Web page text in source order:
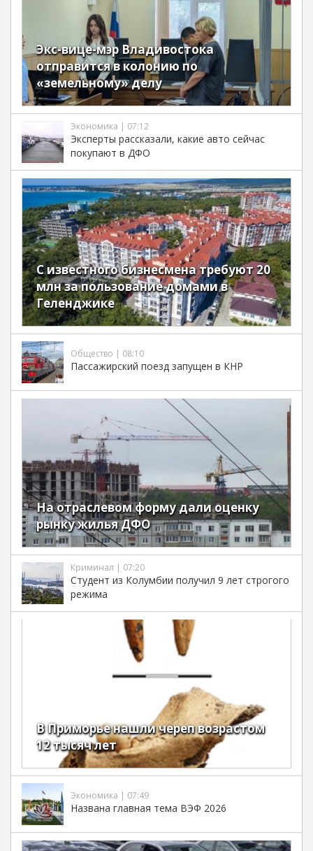
Экс-вице-мэр Владивостока
отправится в колонию по
«земельному» делу
Экономика | 07:12
Эксперты рассказали, какие авто сейчас
покупают в ДФО
С известного бизнесмена требуют 20
млн за пользование домами в
Геленджике
Общество | 08:10
Пассажирский поезд запущен в КНР
На отраслевом форму дали оценку
рынку жилья ДФО
Криминал | 07:20
Студент из Колумбии получил 9 лет строгого
режима
В Приморье нашли череп возрастом
12 тысяч лет
Экономика | 07:49
Названа главная тема ВЭФ 2026